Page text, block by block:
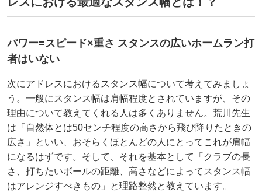
パワー=スピード×重さ スタンスの広いホームラン打
者はいない
次にアドレスにおけるスタンス幅について考えてみましょ
う。一般にスタンス幅は肩幅程度とされていますが、その
理由について教えてくれる人は多くありません。荒川先生
は「自然体とは50センチ程度の高さから飛び降りたときの
広さ」といい、おそらくほとんどの人にとってこれが肩幅
になるはずです。そして、それを基本として「クラブの長
さ、打ちたいボールの距離、高さなどによってスタンス幅
はアレンジすべきもの」と理路整然と教えています。